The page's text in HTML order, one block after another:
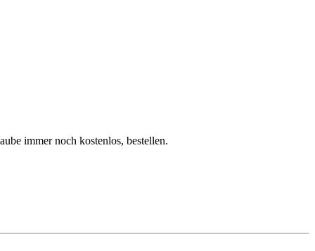
immer noch kostenlos, bestellen.